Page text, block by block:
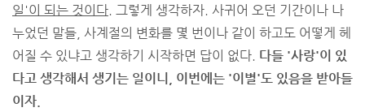
일'이 되는 것이다. 그렇게 생각하자. 사귀어 오던 기간이나 나
누었던 말들, 사계절의 변화를 몇 번이나 같이 하고도 어떻게 헤
어질 수 있냐고 생각하기 시작하면 답이 없다. 다들 '사랑'이 있
다고 생각해서 생기는 일이니, 이번에는 '이별'도 있음을 받아들
이자.